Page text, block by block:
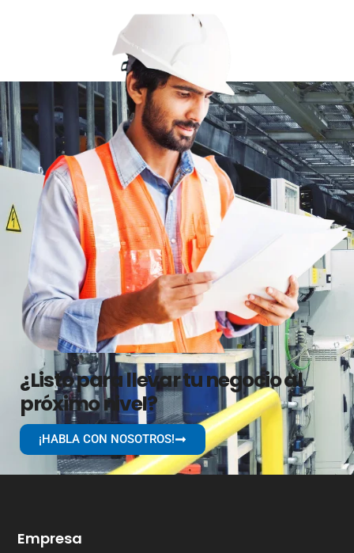
¿Listo para llevar tu negocio al
próximo nivel?
¡HABLA CON NOSOTROS!
Empresa